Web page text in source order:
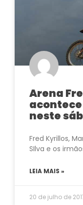
Arena
neste
Fred Kyrillos,
SIlva e os
LEIA MAIS »
20 de julho de